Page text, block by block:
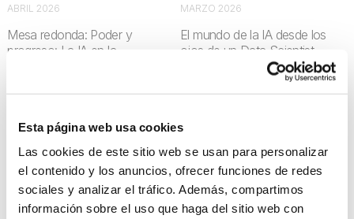
Esta página web usa cookies
Las cookies de este sitio web se usan para personalizar
el contenido y los anuncios, ofrecer funciones de redes
sociales y analizar el tráfico. Además, compartimos
información sobre el uso que haga del sitio web con
ABRIL 2026
Mesa redonda: Poder y
progreso: La IA en la
MARZO 2026
El mundo de la IA desde los
ojos de un Data Scientist